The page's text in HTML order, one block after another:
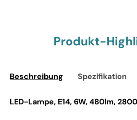
Produkt-
Beschreibung Spezifikation
LED-Lampe, E14, 6W, 480lm,